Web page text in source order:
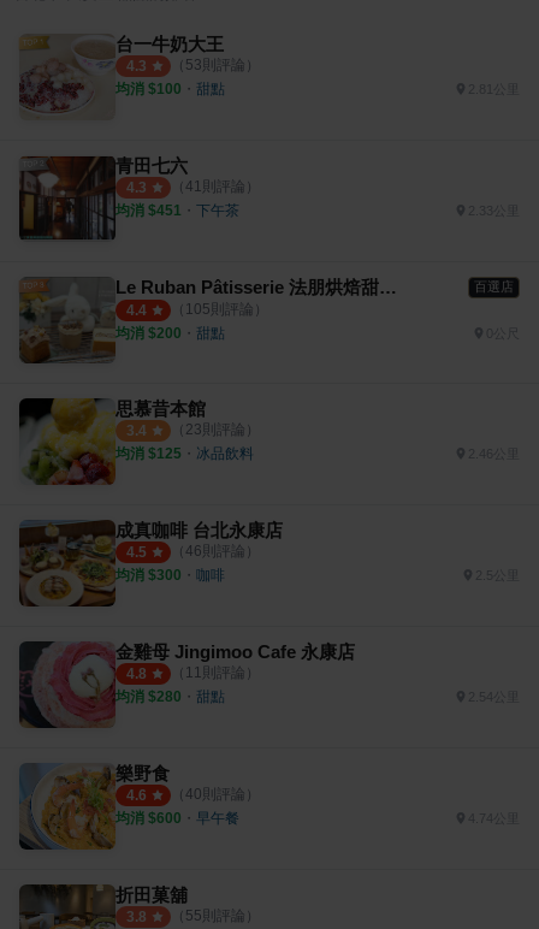
台一牛奶大王
4.3 （ 53則評論）
均消 $100 ・ 甜點
青田七六
4.3 （ 41則評論）
均消 $451 ・ 下午茶
Le Ruban Pâtisserie 法朋烘焙甜點坊 百選店
4.4 （ 105則評論）
均消 $200 ・ 甜點
思慕昔本館
3.4 （ 23則評論）
均消 $125 ・ 冰品飲料
成真咖啡 台北永康店
4.5 （ 46則評論）
均消 $300 ・ 咖啡 2.5公里
金雞母 Jingimoo Cafe 永康店
4.8 （ 11則評論）
均消 $280 ・ 甜點 2.54公里
樂野食
4.6 （ 40則評論）
均消 $600 ・ 早午餐
折田菓舖
3.8 （ 55則評論）